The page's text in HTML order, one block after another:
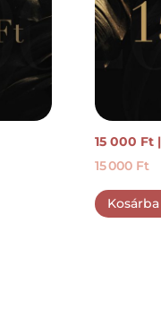
15 000 Ft
15 000 Ft